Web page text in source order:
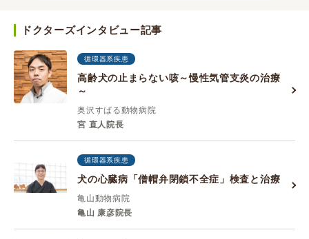
ドクターズインタビュー記事
循環器系疾患
高齢犬の止まらない咳～慢性気管支炎の治療
～
奥沢すばる動物病院
宮 直人院長
循環器系疾患
犬の心臓病「僧帽弁閉鎖不全症」検査と治療
亀山動物病院
亀山 康彦院長